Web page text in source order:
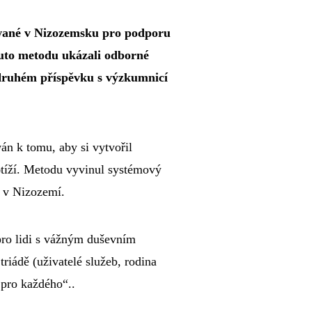
v Nizozemsku pro podporu
metodu ukázali odborné
příspěvku s výzkumnicí
k tomu, aby si vytvořil
Metodu vyvinul systémový
v Nizozemí.
lidi s vážným duševním
(uživatelé služeb, rodina
každého“..